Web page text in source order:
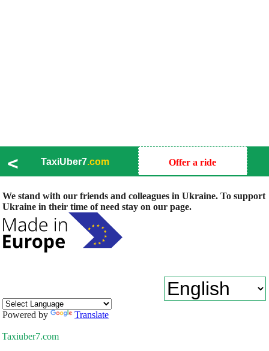
< TaxiUber7.com Offer a ride
We stand with our friends and colleagues in Ukraine. To support
Ukraine in their time of need stay on our page.
Powered by Translate
Taxiuber7.com